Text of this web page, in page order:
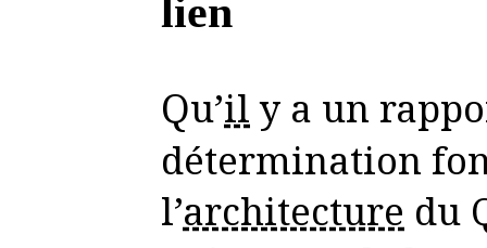
lien
Qu’ily a un
détermination
l’architecture du